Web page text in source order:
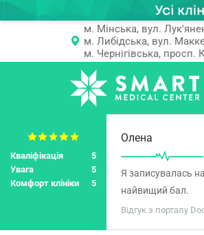
Кваліфікація
5
Увага
5
Комфорт клініки
5
Олена
Я записувалась
найвищий бал.
Відгук з порталу
м. Мінська, вул.
м. Либідська, вул.
м. Чернігівська, просп.